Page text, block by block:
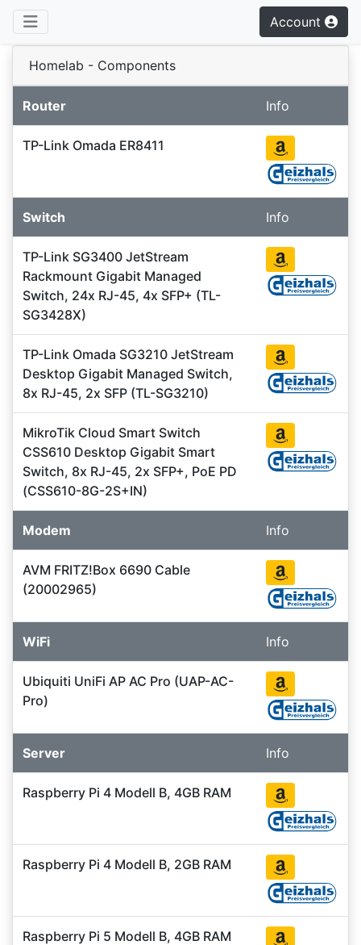
Account
Homelab - Components
Router Info
TP-Link Omada ER8411
Switch Info
TP-Link SG3400 JetStream
Rackmount Gigabit Managed
Switch, 24x RJ-45, 4x SFP+ (TL-
SG3428X)
TP-Link Omada SG3210 JetStream
Desktop Gigabit Managed Switch,
8x RJ-45, 2x SFP (TL-SG3210)
MikroTik Cloud Smart Switch
CSS610 Desktop Gigabit Smart
Switch, 8x RJ-45, 2x SFP+, PoE PD
(CSS610-8G-2S+IN)
Modem Info
AVM FRITZ!Box 6690 Cable
(20002965)
WiFi Info
Ubiquiti UniFi AP AC Pro (UAP-AC-
Pro)
Server Info
Raspberry Pi 4 Modell B, 4GB RAM
Raspberry Pi 4 Modell B, 2GB RAM
Raspberry Pi 5 Modell B, 4GB RAM